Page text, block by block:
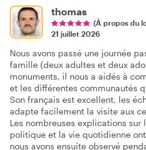
thomas
(À propos du
21 juillet 2026
Nous avons passé une journée
famille (deux adultes et deux
monuments, il nous a aidés à
et les différentes communautés
Son français est excellent, les
adapte facilement la visite aux
Les nombreuses explications
politique et la vie quotidienne
nous avons ensuite observé